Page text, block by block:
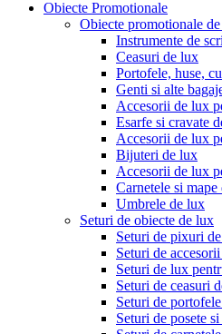
Obiecte Promotionale
Obiecte promotionale
Instrumente de
Ceasuri de lux
Portofele, huse,
Genti si alte
Accesorii de lux
Esarfe si cravate
Accesorii de lux
Bijuteri de lux
Accesorii de lux
Carnetele si
Umbrele de lux
Seturi de obiecte de lux
Seturi de pixuri
Seturi de
Seturi de lux
Seturi de ceasuri
Seturi de
Seturi de posete